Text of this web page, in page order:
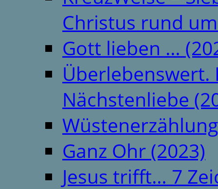
Christus rund
Gott lieben …
Überlebenswert.
Nächstenliebe
Ganz Ohr (2023)
Jesus trifft… 7